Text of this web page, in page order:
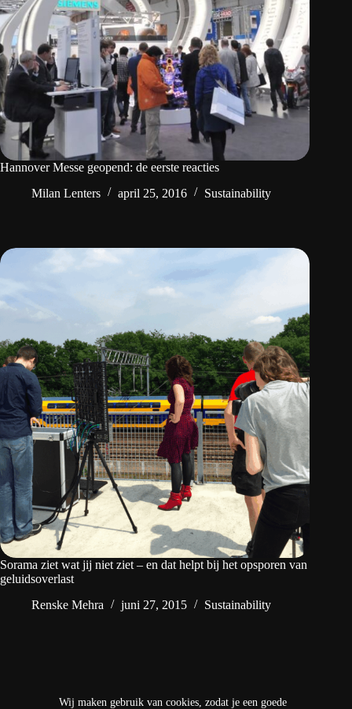
Wij maken gebruik van cookies, zodat je een goede
Hannover Messe geopend: de eerste reacties
Milan Lenters
april 25, 2016 Sustainability
Sorama ziet wat jij niet ziet – en dat helpt bij het opsporen van
geluidsoverlast
Renske Mehra
juni 27, 2015 Sustainability
VORIGE